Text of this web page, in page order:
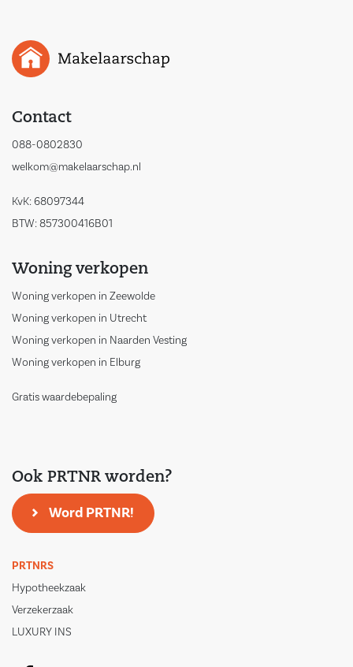
Contact
088-0802830
welkom@makelaarschap.nl
KvK: 68097344
BTW: 857300416B01
Woning verkopen
Woning verkopen in Zeewolde
Woning verkopen in Utrecht
Woning verkopen in Naarden Vesting
Woning verkopen in Elburg
Gratis waardebepaling
Ook PRTNR worden?
Word PRTNR!
PRTNRS
Hypotheekzaak
Verzekerzaak
LUXURY INS